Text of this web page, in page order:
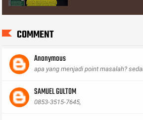
COMMENT
Anonymous
apa yang menjadi point masalah?
SAMUEL GULTOM
0853-3515-7645,